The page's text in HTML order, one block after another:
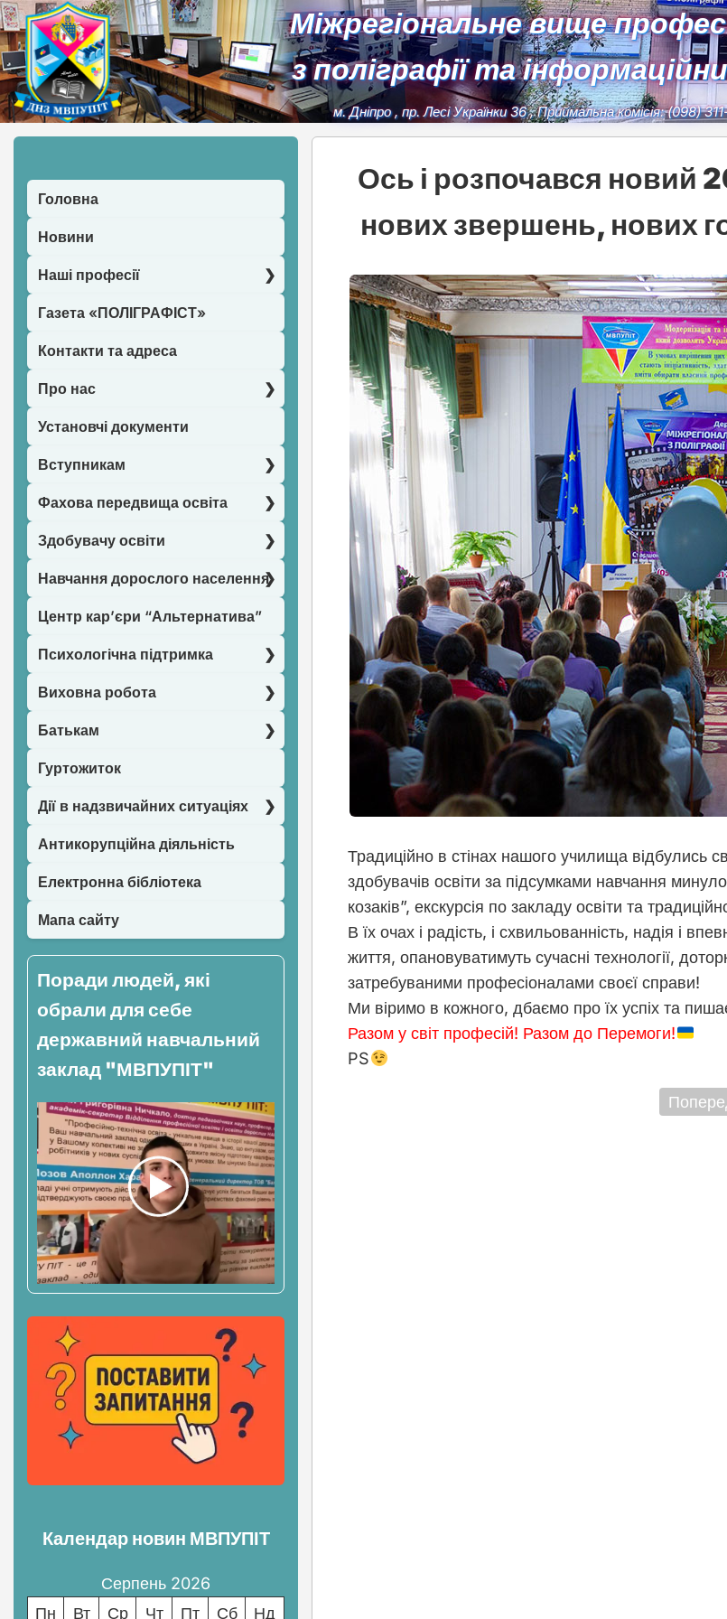
Міжрегіональне вище
з поліграфії та
м. Дніпро,пр. Лесі Українки 36, Приймальна комісія:(098)
Головна
Новини
Наші професії
Газета «ПОЛІГРАФІСТ»
Контакти та адреса
Про нас
Установчі документи
Вступникам
Фахова передвища освіта
Здобувачу освіти
Навчання дорослого населення
Центр кар’єри “Альтернатива”
Психологічна підтримка
Виховна робота
Батькам
Гуртожиток
Дії в надзвичайних ситуаціях
Антикорупційна діяльність
Електронна бібліотека
Мапа сайту
Поради людей, які
обрали для себе
державний навчальний
заклад "МВПУПІТ"
Календар новин МВПУПІТ
Серпень 2026
Пн
Вт Ср Чт Пт Сб
Нд
Ось і розпочався новий
нових звершень, нових
Традиційно в стінах нашого училища відбулись
здобувачів освіти за підсумками навчання
козаків”, екскурсія по закладу освіти та
В їх очах і радість, і схвильованність, надія і
життя, опановуватимуть сучасні технології,
затребуваними професіоналами своєї справи!
Ми віримо в кожного, дбаємо про їх успіх та
Разом у світ професій! Разом до Перемоги!
PS